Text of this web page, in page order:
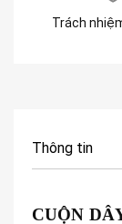
Trách
Thông tin
CUỘN